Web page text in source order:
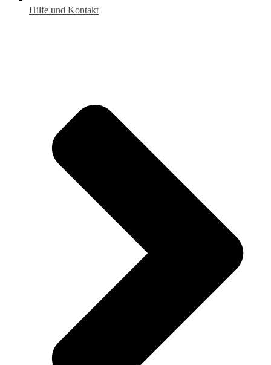
Hilfe und Kontakt